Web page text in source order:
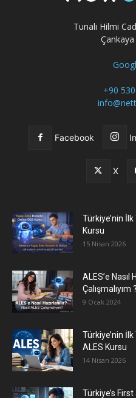
Tunalı Hilmi
+90
Facebook
X
Türkiye’nin
Kursu
15 Nisan 2026
ALES’e Nasıl
Çalışmalıyım ?
9 Ocak 2024
Türkiye’nin
ALES Kursu
14 Nisan 2026
Türkiye’s